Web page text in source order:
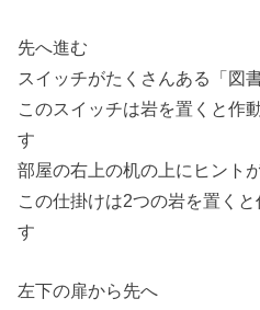
先へ進む
スイッチがたくさんある「図
このスイッチは岩を置くと作
す
部屋の右上の机の上にヒント
この仕掛けは2つの岩を置く
す
左下の扉から先へ